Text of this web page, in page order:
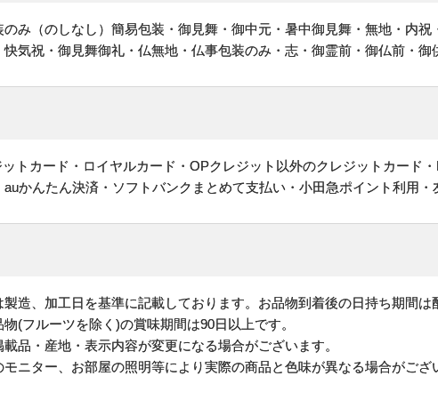
み（のしなし）簡易包装・御見舞・御中元・暑中御見舞・無地・内
快気祝・御見舞御礼・仏無地・仏事包装のみ・志・御霊前・御仏前・御
トカード・ロイヤルカード・OPクレジット以外のクレジットカード
かんたん決済・ソフトバンクまとめて支払い・小田急ポイント利用
造、加工日を基準に記載しております。お品物到着後の日持ち期間は
(フルーツを除く)の賞味期間は90日以上です。
品・産地・表示内容が変更になる場合がございます。
ニター、お部屋の照明等により実際の商品と色味が異なる場合がござ